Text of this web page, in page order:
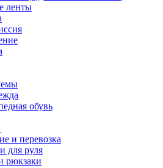
ленты
обувь
и перевозка
для руля
рюкзаки